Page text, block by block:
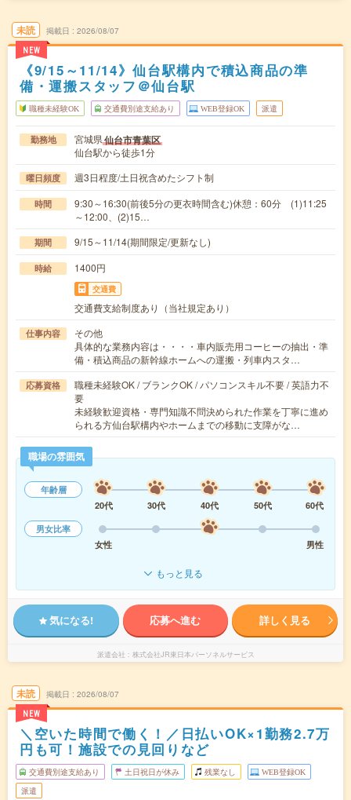
未読
NEW
掲載日 2026/08/07
《9/15～11/14》仙台駅構内で積込商品の準
備・運搬スタッフ＠仙台駅
職種未経験OK 交通費別途支給あり WEB登録OK 派遣
勤務地 宮城県仙台市青葉区
仙台駅から徒歩1分
曜日頻度 週3日程度/土日祝含めたシフト制
時間
9:30～16:30(前後5分の更衣時間含む)休憩：60分 (1)11:25
～12:00、(2)15…
期間 9/15～11/14(期間限定/更新なし)
時給 1400円
交通費
交通費支給制度あり（当社規定あり）
仕事内容
その他
具体的な業務内容は・・・・車内販売用コーヒーの抽出・準
備・積込商品の新幹線ホームへの運搬・列車内スタ…
応募資格
職種未経験OK / ブランクOK / パソコンスキル不要 / 英語力不
要
未経験歓迎資格・専門知識不問決められた作業を丁寧に進め
られる方仙台駅構内やホームまでの移動に支障がな…
職場の雰囲気
年齢層
20代
30代 40代 50代
60代
男女比率
女性
男性
もっと見る
気になる! 応募へ進む 詳しく見る
派遣会社 株式会社JR東日本パーソネルサービス
未読
NEW
掲載日 2026/08/07
＼空いた時間で働く！／日払いOK×1勤務2.7万
円も可！施設での見回りなど
交通費別途支給あり 土日祝日が休み 残業なし WEB登録OK
派遣